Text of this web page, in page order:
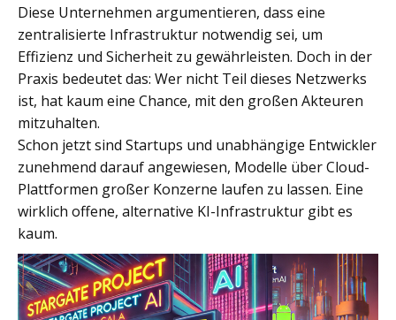
Diese Unternehmen argumentieren, dass eine
zentralisierte Infrastruktur notwendig sei, um
Effizienz und Sicherheit zu gewährleisten. Doch in der
Praxis bedeutet das: Wer nicht Teil dieses Netzwerks
ist, hat kaum eine Chance, mit den großen Akteuren
mitzuhalten.
Schon jetzt sind Startups und unabhängige Entwickler
zunehmend darauf angewiesen, Modelle über Cloud-
Plattformen großer Konzerne laufen zu lassen. Eine
wirklich offene, alternative KI-Infrastruktur gibt es
kaum.